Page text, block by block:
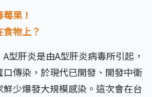
果！
物上？
型肝炎是由A型肝炎病毒所引起，
傳染，於現代已開發、開發中衛
少爆發大規模感染。這次會在台